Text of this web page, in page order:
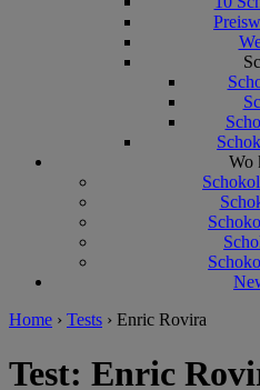
Wo
Home › Tests › Enric Rovira
Test: Enric